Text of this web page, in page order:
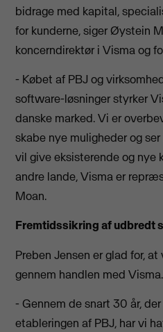
bidrage med kapital,
for kunderne, siger Øystein
koncerndirektør i Visma og
- Købet af PBJ og
software-løsninger styrker
danske marked. Vi er
skabe nye muligheder og
vil give eksisterende og nye
andre lande, Visma er
Moan.
Fremtidssikring af udbredt
Preben Jensen er glad for,
gennem handlen med Visma.
- Gennem de snart 30 år,
etableringen af PBJ, har vi